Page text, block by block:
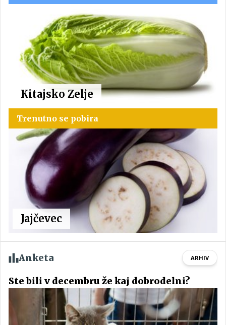
Kitajsko Zelje
Trenutno se pobira
Jajčevec
Anketa ARHIV
Ste bili v decembru že kaj dobrodelni?